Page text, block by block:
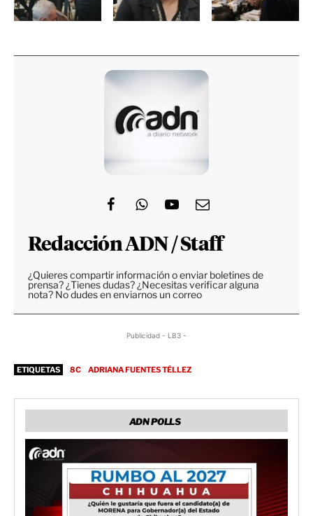
Redacción ADN / Staff
¿Quieres compartir información o enviar boletines de
prensa? ¿Tienes dudas? ¿Necesitas verificar alguna
nota? No dudes en enviarnos un correo
Publicidad - LB3 -
ETIQUETAS 8C ADRIANA FUENTES TÉLLEZ
ADN POLLS